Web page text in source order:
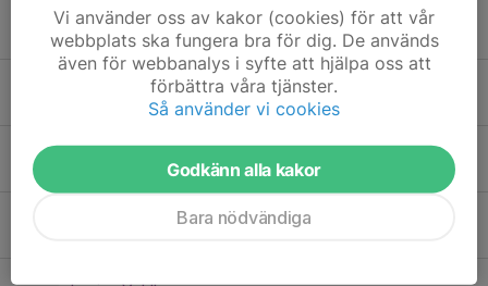
Liam Svärd
Vi använder oss av kakor (cookies) för att vår
webbplats ska fungera bra för dig. De används
även för webbanalys i syfte att hjälpa oss att
förbättra våra tjänster.
Så använder vi cookies
Godkänn alla kakor
Bara nödvändiga